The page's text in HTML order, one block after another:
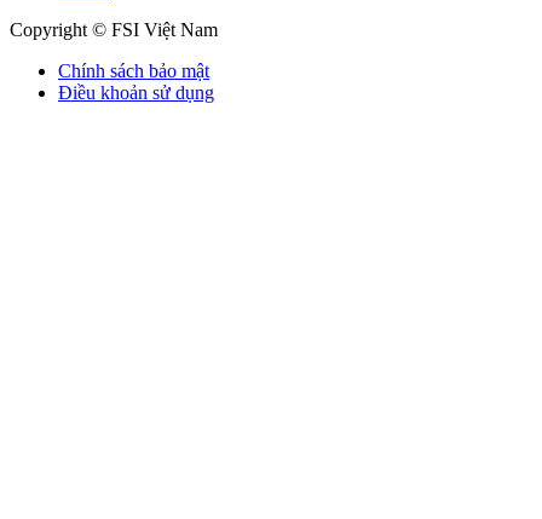
Copyright © FSI Việt Nam
Chính sách bảo mật
Điều khoản sử dụng